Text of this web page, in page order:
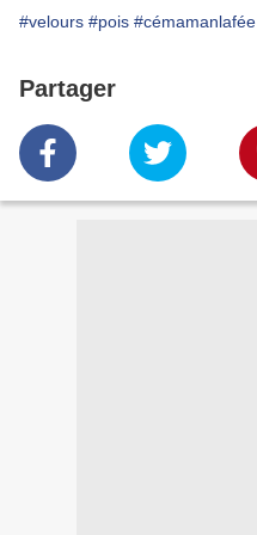
#velours #pois #cémamanlafée
Partager